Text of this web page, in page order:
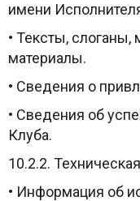
имени
• Тексты,
материалы.
• Сведения о
• Сведения об
Клуба.
10.2.2.
• Информация об